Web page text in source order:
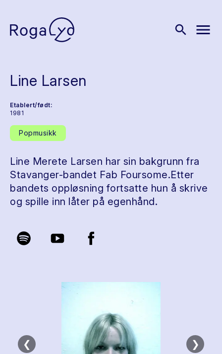
search menu
Line Larsen
Etablert/født:
1981
Popmusikk
Line Merete Larsen har sin bakgrunn fra
Stavanger-bandet Fab Foursome.Etter
bandets oppløsning fortsatte hun å skrive
og spille inn låter på egenhånd.
❮ ❯